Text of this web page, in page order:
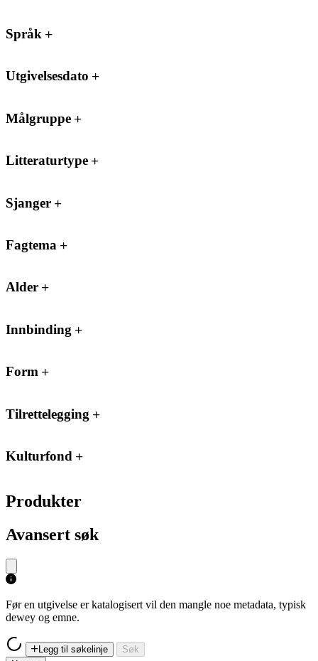
Språk
Utgivelsesdato
Målgruppe
Litteraturtype
Sjanger
Fagtema
Alder
Innbinding
Form
Tilrettelegging
Kulturfond
Produkter
Avansert søk
Før en utgivelse er katalogisert vil den mangle noe metadata, typisk
dewey og emne.
Legg til søkelinje
Søk